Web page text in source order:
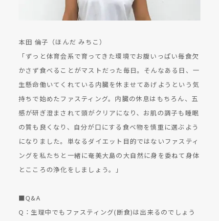
本田 倫子（ほんだ みちこ）
「ずっと体育会系で育ってきた環境でお腹いっぱい毎食欠
かさず食べることがマストだった毎日。そんなある日、一
生懸命働いてくれている内臓を休ませてあげようという気
持ちで始めたファスティング。内臓の休息はもちろん、五
感が研ぎ澄まされて頭がクリアになり、お肌の調子も睡眠
の質も良くなり、自分が口にする食べ物を慎重に選ぶよう
になりました。単なるダイエット目的ではないファスティ
ングを私たちと一緒に奄美大島の大自然に身を委ねて身体
とこころの浄化をしましょう。」
■Q&A
Q：生理中でもファスティング(断食)は出来るのでしょう